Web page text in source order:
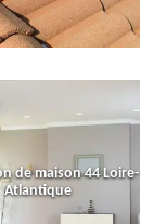
de maison 44 Loire-
Atlantique